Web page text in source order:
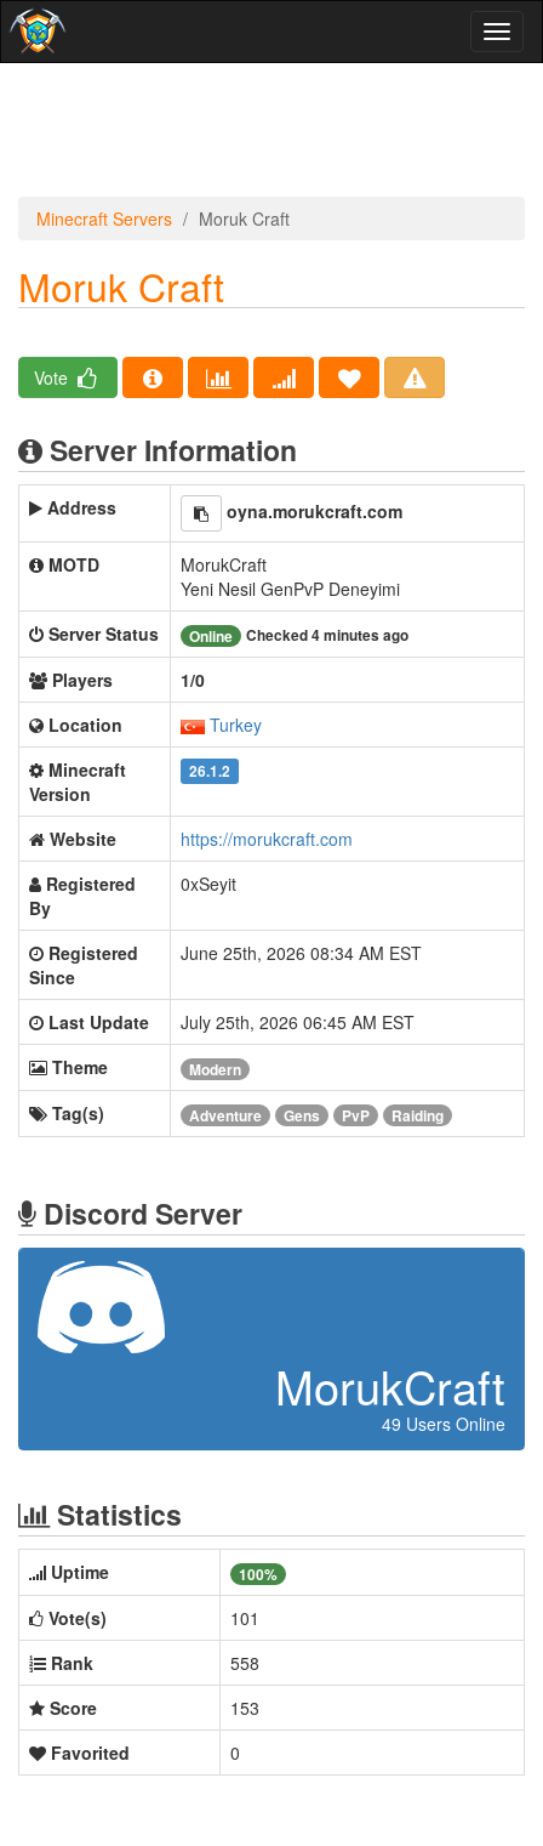
Minecraft Servers Moruk Craft
Moruk Craft
Vote
Server Information
Address oyna.morukcraft.com
MOTD
MorukCraft
Yeni Nesil GenPvP Deneyimi
Server Status
Online Checked 4 minutes ago
Players
1/0
Location
Turkey
Minecraft
Version
26.1.2
Website
https://morukcraft.com
Registered
By
0xSeyit
Registered
Since
June 25th, 2026 08:34 AM EST
Last Update
July 25th, 2026 06:45 AM EST
Theme
Modern
Tag(s) Adventure Gens PvP Raiding
Discord Server
MorukCraft
49 Users Online
Statistics
Uptime 100%
Vote(s)
101
Rank
558
Score
153
Favorited
0